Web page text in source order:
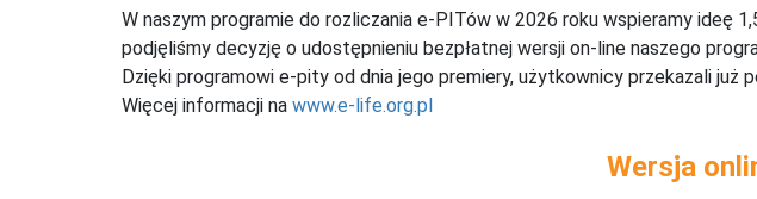
W naszym programie do rozliczania e-PITów w 2026 roku wspieramy ideę
podjęliśmy decyzję o udostępnieniu bezpłatnej wersji on-line naszego
Dzięki programowi e-pity od dnia jego premiery, użytkownicy przekazali już
Więcej informacji na www.e-life.org.pl
Wersja